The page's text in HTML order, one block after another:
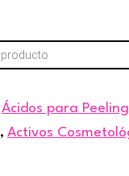
Ácidos para Peeling
, Activos